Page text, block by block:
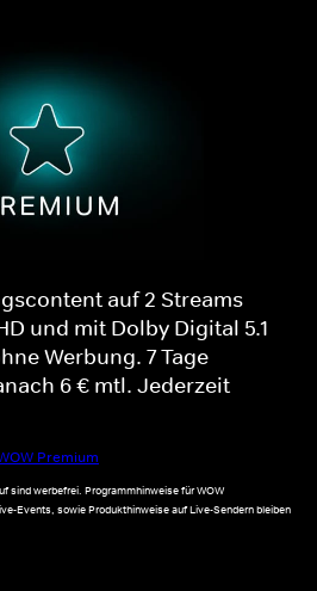
auf 2 Streams
und mit Dolby Digital 5.1
Werbung. 7 Tage
6 € mtl. Jederzeit
Premium
sind werbefrei. Programmhinweise für WOW
Events, sowie Produkthinweise auf Live-Sendern bleiben